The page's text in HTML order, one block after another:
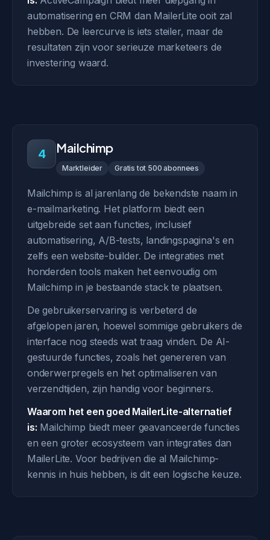
automatisering en CRM dan MailerLite ooit zal
hebben. De leercurve is iets steiler, maar de
resultaten zijn voor serieuze marketeers de
investering waard.
4 Mailchimp
Marktleider Gratis tot 500 abonnees
Mailchimp is al jarenlang de bekendste naam in
e-mailmarketing. Het platform biedt een
uitgebreide set aan functies, inclusief
automatisering, A/B-tests, landingspagina's en
zelfs een website-builder. De integraties met
honderden tools maken het eenvoudig om
Mailchimp in je bestaande stack te plaatsen.
De gebruikerservaring is verbeterd de
afgelopen jaren, hoewel sommige gebruikers de
interface nog steeds wat traag vinden. De AI-
gestuurde functies, zoals het genereren van
onderwerpregels en het optimaliseren van
verzendtijden, zijn handig voor beginners.
Waarom het een goed MailerLite-alternatief
is: Mailchimp biedt meer geavanceerde functies
en een groter ecosysteem van integraties dan
MailerLite. Voor bedrijven die al Mailchimp-
kennis in huis hebben, is dit een logische keuze.